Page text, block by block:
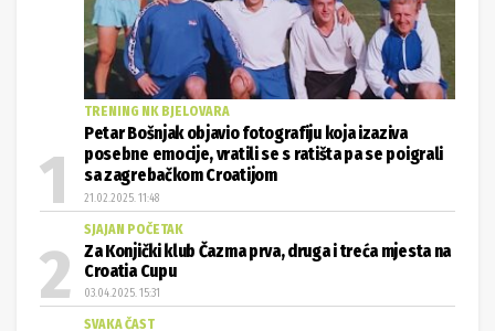
TRENING NK BJELOVARA
Petar Bošnjak objavio fotografiju koja izaziva
posebne emocije, vratili se s ratišta pa se poigrali
sa zagrebačkom Croatijom
21.02.2025. 11:48
SJAJAN POČETAK
Za Konjički klub Čazma prva, druga i treća mjesta na
Croatia Cupu
03.04.2025. 15:31
SVAKA ČAST